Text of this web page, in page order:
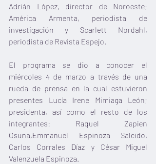
Adrián López, director de Noroeste;
América Armenta, periodista de
investigación y Scarlett Nordahl,
periodista de Revista Espejo.
El programa se dio a conocer el
miércoles 4 de marzo a través de una
rueda de prensa en la cual estuvieron
presentes Lucía Irene Mimiaga León;
presidenta, así como el resto de los
integrantes: Raquel Zapien
Osuna,Emmanuel Espinoza Salcido,
Carlos Corrales Díaz y César Miguel
Valenzuela Espinoza.